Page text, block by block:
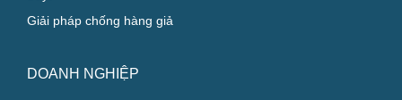
Giải pháp chống hàng giả
DOANH NGHIỆP